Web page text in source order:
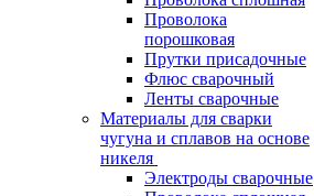
Проволока
порошковая
Прутки присадочные
Флюс сварочный
Ленты сварочные
Материалы для сварки
чугуна и сплавов на основе
никеля
Электроды сварочные